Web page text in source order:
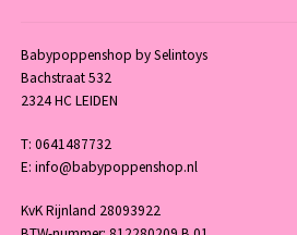
Babypoppenshop by Selintoys
Bachstraat 532
2324 HC LEIDEN
T: 0641487732
E: info@babypoppenshop.nl
KvK Rijnland 28093922